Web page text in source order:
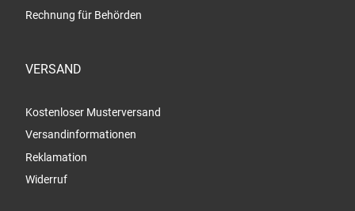
Rechnung für Behörden
VERSAND
Kostenloser Musterversand
Versandinformationen
Reklamation
Widerruf